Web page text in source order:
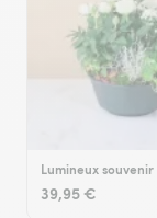
Lumineux souvenir
39,95 €